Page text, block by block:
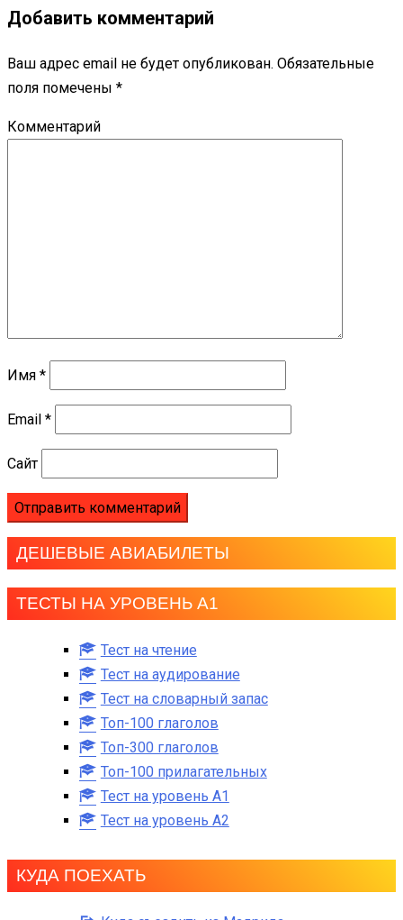
Добавить комментарий
Ваш адрес email не будет опубликован. Обязательные
поля помечены *
Комментарий
Имя *
Email *
Сайт
ДЕШЕВЫЕ АВИАБИЛЕТЫ
ТЕСТЫ НА УРОВЕНЬ А1
Тест на чтение
Тест на аудирование
Тест на словарный запас
Топ-100 глаголов
Топ-300 глаголов
Топ-100 прилагательных
Тест на уровень A1
Тест на уровень A2
КУДА ПОЕХАТЬ